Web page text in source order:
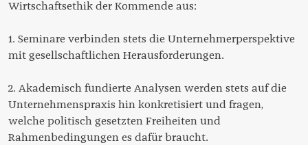
Wirtschaftsethik der Kommende aus:
1. Seminare verbinden stets die Unternehmerperspektive
mit gesellschaftlichen Herausforderungen.
2. Akademisch fundierte Analysen werden stets auf die
Unternehmenspraxis hin konkretisiert und fragen,
welche politisch gesetzten Freiheiten und
Rahmenbedingungen es dafür braucht.